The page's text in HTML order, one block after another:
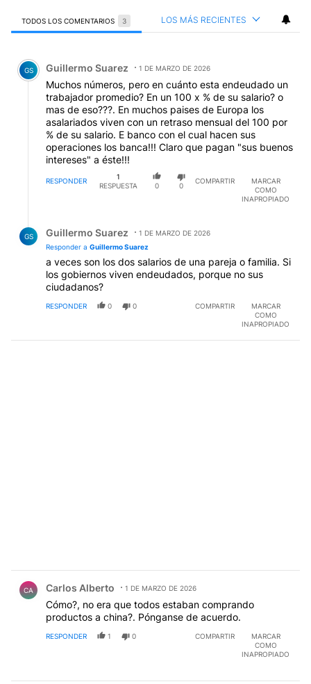
TODOS LOS COMENTARIOS 3 LOS MÁS RECIENTES
Comentario de Guillermo Suarez.
GS Guillermo Suarez 1 DE MARZO DE 2026
Muchos números, pero en cuánto esta endeudado un
trabajador promedio? En un 100 x % de su salario? o
mas de eso???. En muchos paises de Europa los
asalariados viven con un retraso mensual del 100 por
% de su salario. E banco con el cual hacen sus
operaciones los banca!!! Claro que pagan "sus buenos
intereses" a éste!!!
RESPONDER
1
RESPUESTA
0 0
COMPARTIR
MARCAR
COMO
INAPROPIADO
GS Guillermo Suarez
1 DE MARZO DE 2026
Responder a Guillermo Suarez
a veces son los dos salarios de una pareja o familia. Si
los gobiernos viven endeudados, porque no sus
ciudadanos?
RESPONDER 0 0 COMPARTIR
MARCAR
COMO
INAPROPIADO
CA Carlos Alberto 1 DE MARZO DE 2026
Cómo?, no era que todos estaban comprando
productos a china?. Pónganse de acuerdo.
RESPONDER 1 0 COMPARTIR
MARCAR
COMO
INAPROPIADO